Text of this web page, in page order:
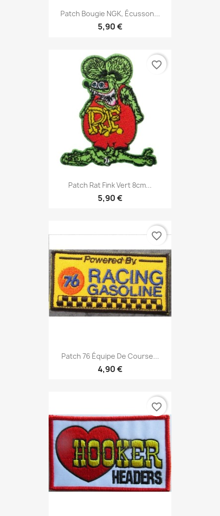
Patch Bougie NGK, Écusson...
5,90 €
Patch Rat Fink Vert 8cm...
5,90 €
favorite_border
Patch 76 Équipe De Course...
4,90 €
favorite_border
favorite_border